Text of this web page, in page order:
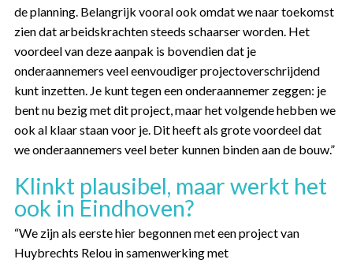
de planning. Belangrijk vooral ook omdat we naar toekomst
zien dat arbeidskrachten steeds schaarser worden. Het
voordeel van deze aanpak is bovendien dat je
onderaannemers veel eenvoudiger projectoverschrijdend
kunt inzetten. Je kunt tegen een onderaannemer zeggen: je
bent nu bezig met dit project, maar het volgende hebben we
ook al klaar staan voor je. Dit heeft als grote voordeel dat
we onderaannemers veel beter kunnen binden aan de bouw.”
Klinkt plausibel, maar werkt het
ook in Eindhoven?
“We zijn als eerste hier begonnen met een project van
Huybrechts Relou in samenwerking met